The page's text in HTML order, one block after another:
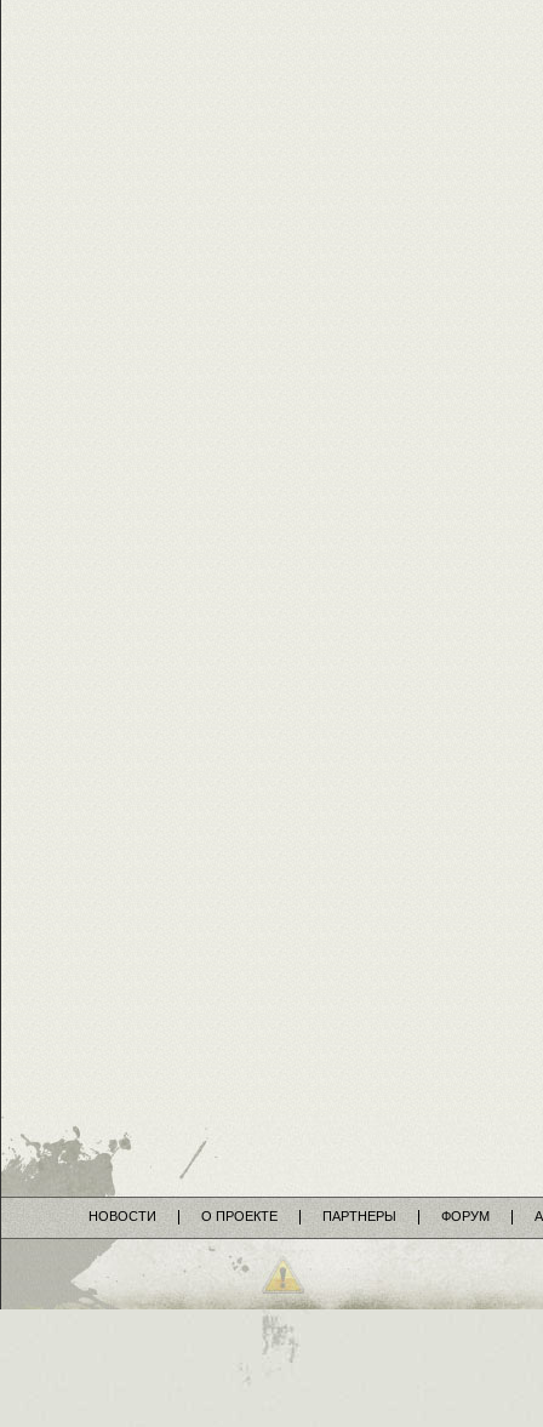
НОВОСТИ О ПРОЕКТЕ ПАРТНЕРЫ ФОРУМ